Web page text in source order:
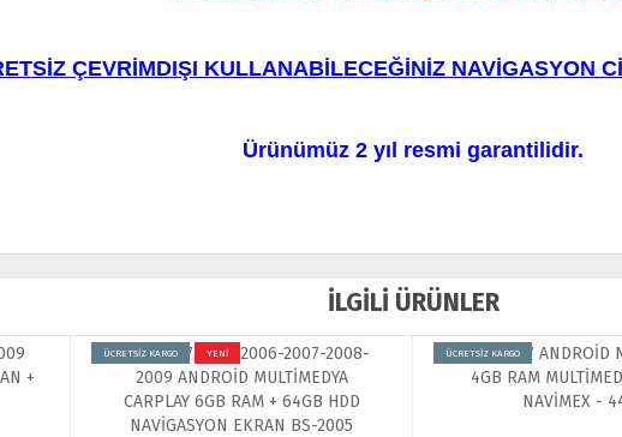
ÇEVRİMDIŞI KULLANABİLECEĞİNİZ NAVİGASYON
Ürünümüz 2 yıl resmi garantilidir.
İLGİLİ ÜRÜNLER
ÜCRETSİZ KARGO YENİ ÜCRETSİZ KARGO